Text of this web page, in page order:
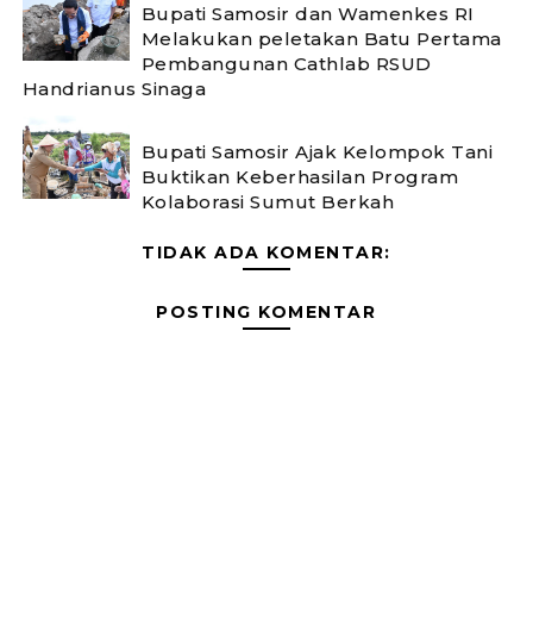
Bupati Samosir dan Wamenkes RI
Melakukan peletakan Batu Pertama
Pembangunan Cathlab RSUD
Handrianus Sinaga
Bupati Samosir Ajak Kelompok Tani
Buktikan Keberhasilan Program
Kolaborasi Sumut Berkah
TIDAK ADA KOMENTAR:
POSTING KOMENTAR